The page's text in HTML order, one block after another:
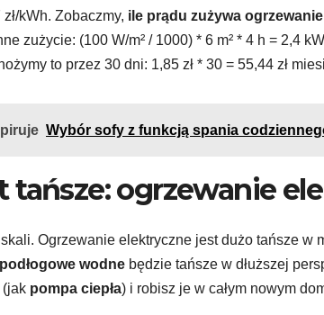
kWh. Zobaczmy, ile prądu zużywa
zużycie: (100 W/m² / 1000) * 6 m² * 4 h = 2,4
to przez 30 dni: 1,85 zł * 30 = 55,44 zł
Wybór sofy z funkcją spania
tańsze: ogrzewanie
Ogrzewanie elektryczne jest dużo tańsze w
wodne będzie tańsze w dłuższej
(jak pompa ciepła) i robisz je w całym nowym